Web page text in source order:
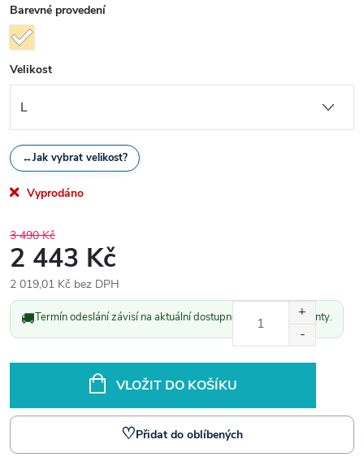
Barevné provedení
Velikost
↔Jak vybrat velikost?
Vyprodáno
3 490 Kč
2 443 Kč
2 019,01 Kč bez DPH
Měrná
cena:
🚚Termín odeslání závisí na aktuální dostupnosti vybrané varianty.
VLOŽIT DO KOŠÍKU
♡Přidat do oblíbených